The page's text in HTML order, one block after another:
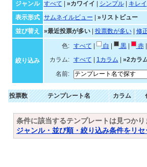
ジャンル すべて »カワイイ シンプル| キレイ
表示形式
サムネイルビュー
»リストビュー
並び替え
»最近投票が多い| 投票数が多い| 修
絞り込み
色: すべて 白 黒| 赤|
カラム:
すべて 1カラム »2カラ
名前:
投票数 テンプレート名 カラム
条件に該当するテンプレートは見つかり
ジャンル・並び順・絞り込み条件をリセ